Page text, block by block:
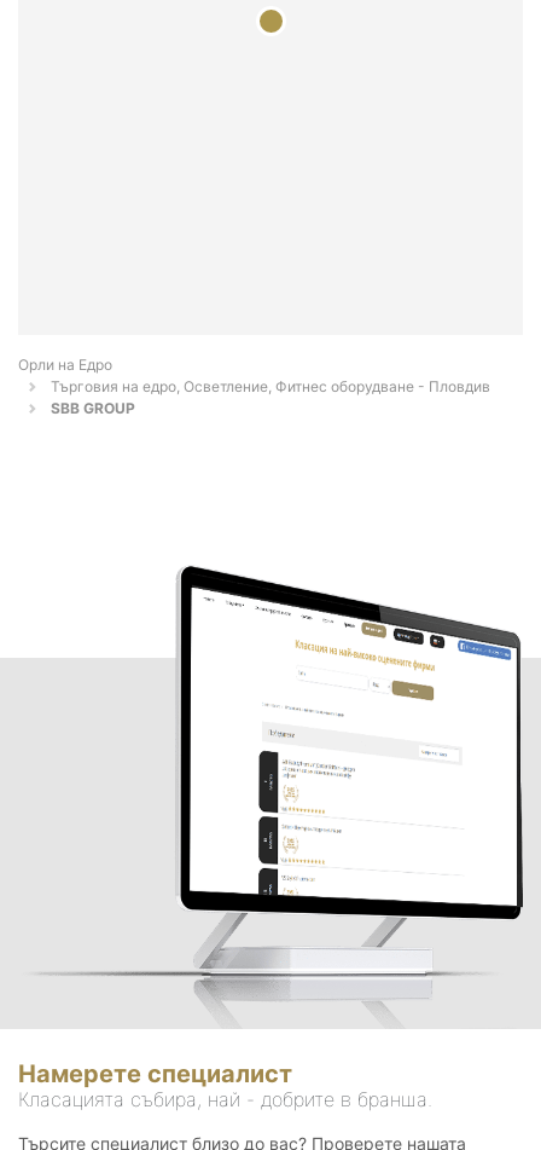
Орли на Едро
Търговия на едро, Осветление, Фитнес оборудване - Пловдив
SBB GROUP
Намерете специалист
Класацията събира, най - добрите в бранша.
Търсите специалист близо до вас? Проверете нашата